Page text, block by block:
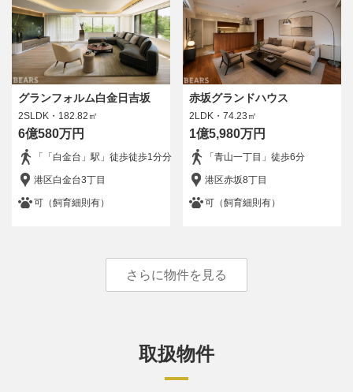
グランフォルム白金日吉坂
2SLDK・182.82㎡
6億580万円
「「白金台」駅」徒歩徒歩1分分
港区白金台3丁目
可（飼育細則有）
赤坂グランドハウス
2LDK・74.23㎡
1億5,980万円
「青山一丁目」徒歩6分
港区赤坂8丁目
可（飼育細則有）
さらに物件を見る
取扱物件
2階以上
販売状況
物件オーナー
フリーワード
検索する